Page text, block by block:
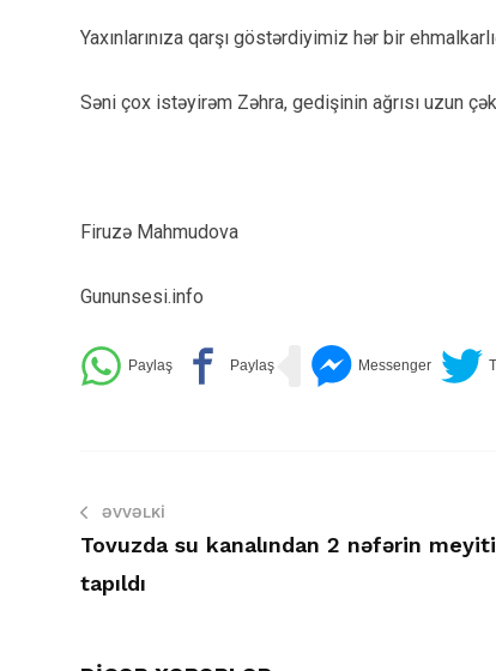
Yaxınlarınıza qarşı göstərdiyimiz hər bir
Səni çox istəyirəm Zəhra, gedişinin ağrısı uzun
Firuzə Mahmudova
Gununsesi.info
ƏVVƏLKI
Tovuzda su kanalından 2 nəfərin meyiti
tapıldı